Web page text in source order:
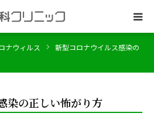
ナウィルス
新型コロナウイルス感染の
染の正しい怖がり方